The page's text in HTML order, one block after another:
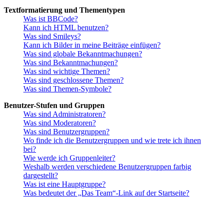
Textformatierung und Thementypen
Was ist BBCode?
Kann ich HTML benutzen?
Was sind Smileys?
Kann ich Bilder in meine Beiträge einfügen?
Was sind globale Bekanntmachungen?
Was sind Bekanntmachungen?
Was sind wichtige Themen?
Was sind geschlossene Themen?
Was sind Themen-Symbole?
Benutzer-Stufen und Gruppen
Was sind Administratoren?
Was sind Moderatoren?
Was sind Benutzergruppen?
Wo finde ich die Benutzergruppen und wie trete ich ihnen
bei?
Wie werde ich Gruppenleiter?
Weshalb werden verschiedene Benutzergruppen farbig
dargestellt?
Was ist eine Hauptgruppe?
Was bedeutet der „Das Team“-Link auf der Startseite?